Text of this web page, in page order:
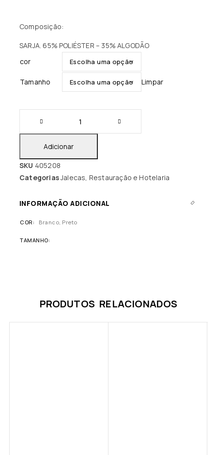
Composição:
SARJA. 65% POLIÉSTER – 35% ALGODÃO
cor
Tamanho Limpar
Adicionar
SKU 405208
CategoriasJalecas, Restauração e Hotelaria
INFORMAÇÃO ADICIONAL
COR Branco, Preto
TAMANHO
PRODUTOS RELACIONADOS